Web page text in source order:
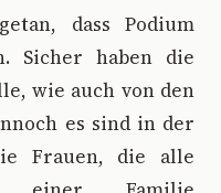
dass Podium
Sicher haben die
wie auch von den
es sind in der
Frauen, die alle